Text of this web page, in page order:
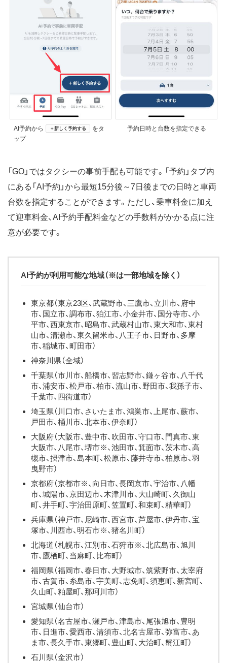
AI予約から ＋新しく予約する
をタ
ップ
予約日時と台数を指定できる
「GO」ではタクシーの事前手配も可能です。「予約」タブ内
にある「AI予約」から最短15分後～7日後までの日時と車両
台数を指定することができます。ただし、乗車料金に加え
て迎車料金、AI予約手配料金などの手数料がかかる点に注
意が必要です。
AI予約が利用可能な地域（※は一部地域を除く）
東京都（東京23区、武蔵野市、三鷹市、立川市、府中
市、国立市、調布市、狛江市、小金井市、国分寺市、小
平市、西東京市、昭島市、武蔵村山市、東大和市、東村
山市、清瀬市、東久留米市、八王子市、日野市、多摩
市、稲城市、町田市）
神奈川県（全域）
千葉県（市川市、船橋市、習志野市、鎌ヶ谷市、八千代
市、浦安市、松戸市、柏市、流山市、野田市、我孫子市、
千葉市、四街道市）
埼玉県（川口市、さいたま市、鴻巣市、上尾市、蕨市、
戸田市、桶川市、北本市、伊奈町）
大阪府（大阪市、豊中市、吹田市、守口市、門真市、東
大阪市、八尾市、堺市※、池田市、箕面市、茨木市、高
槻市、摂津市、島本町、松原市、藤井寺市、柏原市、羽
曳野市）
京都府（京都市※、向日市、長岡京市、宇治市、八幡
市、城陽市、京田辺市、木津川市、大山崎町、久御山
町、井手町、宇治田原町、笠置町、和束町、精華町）
兵庫県（神戸市、尼崎市、西宮市、芦屋市、伊丹市、宝
塚市、川西市、明石市※、猪名川町）
北海道（札幌市、江別市、石狩市※、北広島市、旭川
市、鷹栖町、当麻町、比布町）
福岡県（福岡市、春日市、大野城市、筑紫野市、太宰府
市、古賀市、糸島市、宇美町、志免町、須恵町、新宮町、
久山町、粕屋町、那珂川市）
宮城県（仙台市）
愛知県（名古屋市、瀬戸市、津島市、尾張旭市、豊明
市、日進市、愛西市、清須市、北名古屋市、弥富市、あ
ま市、長久手市、東郷町、豊山町、大治町、蟹江町）
石川県（金沢市）